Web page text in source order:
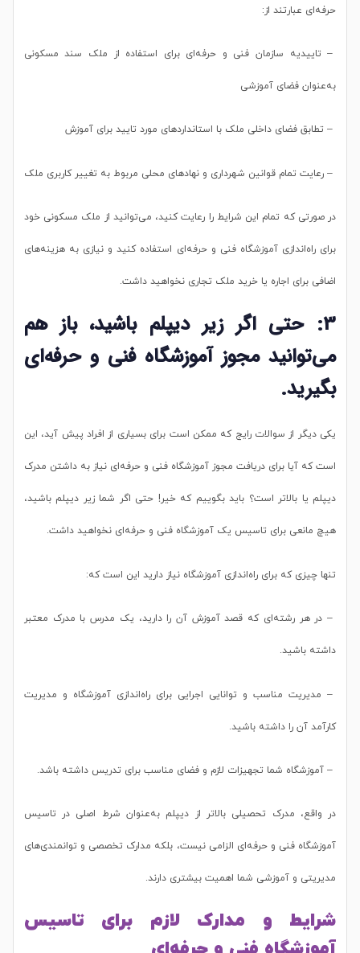
حرفه‌ای عبارتند از:
– تاییدیه سازمان فنی و حرفه‌ای برای استفاده از ملک سند مسکونی
به‌عنوان فضای آموزشی
– تطابق فضای داخلی ملک با استانداردهای مورد تایید برای آموزش
– رعایت تمام قوانین شهرداری و نهادهای محلی مربوط به تغییر کاربری ملک
در صورتی که تمام این شرایط را رعایت کنید، می‌توانید از ملک مسکونی خود
برای راه‌اندازی آموزشگاه فنی و حرفه‌ای استفاده کنید و نیازی به هزینه‌های
اضافی برای اجاره یا خرید ملک تجاری نخواهید داشت.
3: حتی اگر زیر دیپلم باشید، باز هم
می‌توانید مجوز آموزشگاه فنی و حرفه‌ای
بگیرید.
یکی دیگر از سوالات رایج که ممکن است برای بسیاری از افراد پیش آید، این
است که آیا برای دریافت مجوز آموزشگاه فنی و حرفه‌ای نیاز به داشتن مدرک
دیپلم یا بالاتر است؟ باید بگوییم که خیر! حتی اگر شما زیر دیپلم باشید،
هیچ مانعی برای تاسیس یک آموزشگاه فنی و حرفه‌ای نخواهید داشت.
تنها چیزی که برای راه‌اندازی آموزشگاه نیاز دارید این است که:
– در هر رشته‌ای که قصد آموزش آن را دارید، یک مدرس با مدرک معتبر
داشته باشید.
– مدیریت مناسب و توانایی اجرایی برای راه‌اندازی آموزشگاه و مدیریت
کارآمد آن را داشته باشید.
– آموزشگاه شما تجهیزات لازم و فضای مناسب برای تدریس داشته باشد.
در واقع، مدرک تحصیلی بالاتر از دیپلم به‌عنوان شرط اصلی در تاسیس
آموزشگاه فنی و حرفه‌ای الزامی نیست، بلکه مدارک تخصصی و توانمندی‌های
مدیریتی و آموزشی شما اهمیت بیشتری دارند.
شرایط و مدارک لازم برای تاسیس